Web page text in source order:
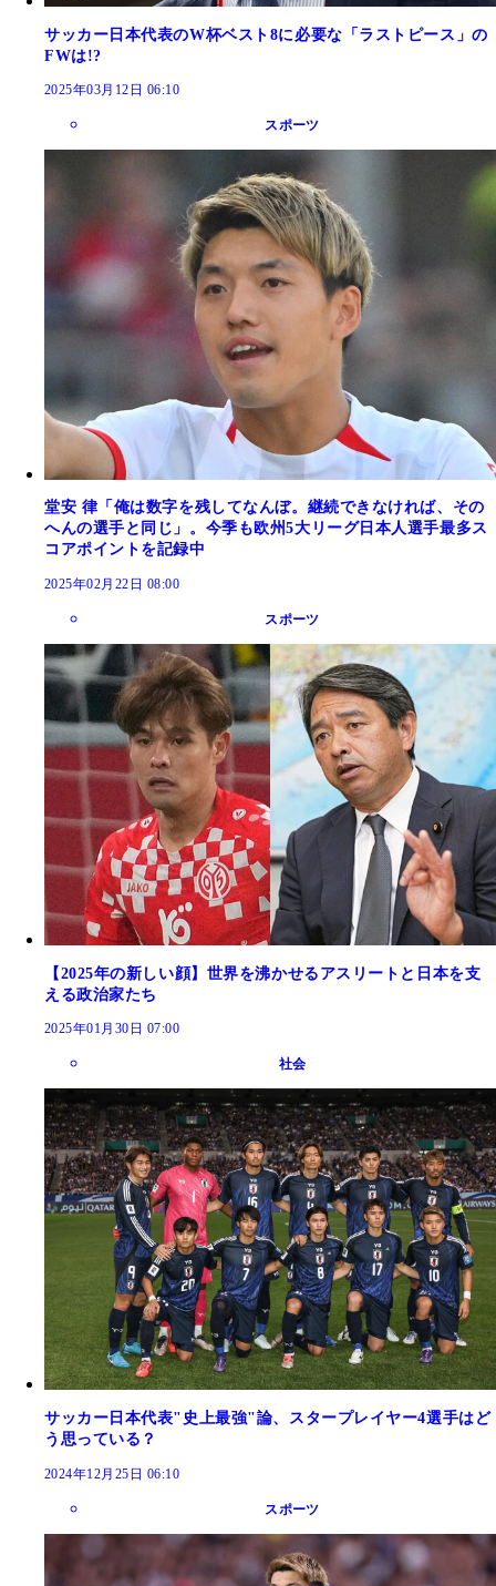
サッカー日本代表のW杯ベスト8に必要な「ラストピース」の
FWは!?
2025年03月12日 06:10
スポーツ
堂安 律「俺は数字を残してなんぼ。継続できなければ、その
へんの選手と同じ」。今季も欧州5大リーグ日本人選手最多ス
コアポイントを記録中
2025年02月22日 08:00
スポーツ
【2025年の新しい顔】世界を沸かせるアスリートと日本を支
える政治家たち
2025年01月30日 07:00
社会
サッカー日本代表"史上最強"論、スタープレイヤー4選手はど
う思っている？
2024年12月25日 06:10
スポーツ